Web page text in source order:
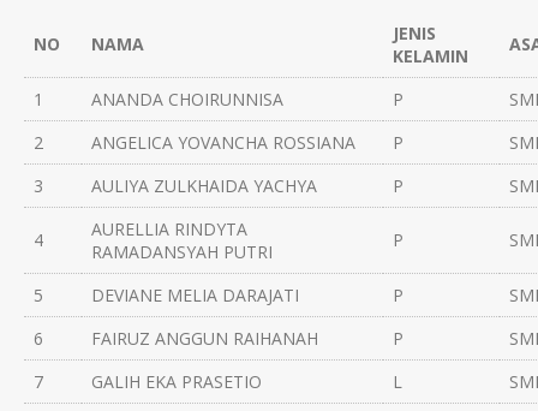
NO NAMA
JENIS
KELAMIN
1 ANANDA CHOIRUNNISA P
2
ANGELICA YOVANCHA ROSSIANA P
3
AULIYA ZULKHAIDA YACHYA P
4
AURELLIA RINDYTA
RAMADANSYAH PUTRI
P
5 DEVIANE MELIA DARAJATI P
6
FAIRUZ ANGGUN RAIHANAH P
7
GALIH EKA PRASETIO L